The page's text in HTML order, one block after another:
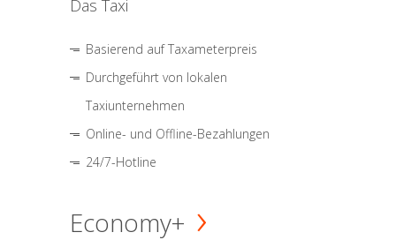
Das Taxi
Basierend auf Taxameterpreis
Durchgeführt von lokalen
Taxiunternehmen
Online- und Offline-Bezahlungen
24/7-Hotline
Economy+